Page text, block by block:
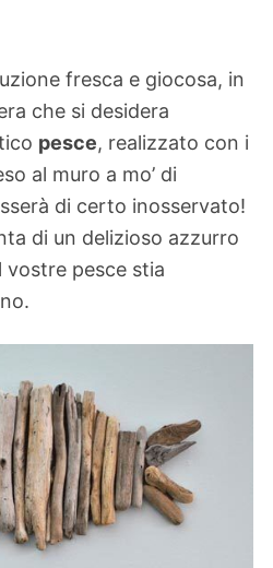
fresca e giocosa, in
che si desidera
pesce, realizzato con i
al muro a mo’ di
di certo inosservato!
di un delizioso azzurro
vostre pesce stia